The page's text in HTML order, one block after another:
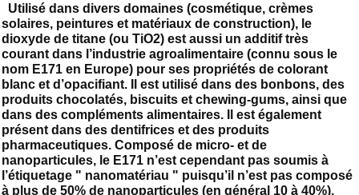
Utilisé dans divers domaines (cosmétique, crèmes
solaires, peintures et matériaux de construction), le
dioxyde de titane (ou TiO2) est aussi un additif très
courant dans l’industrie agroalimentaire (connu sous le
nom E171 en Europe) pour ses propriétés de colorant
blanc et d’opacifiant. Il est utilisé dans des bonbons, des
produits chocolatés, biscuits et chewing-gums, ainsi que
dans des compléments alimentaires. Il est également
présent dans des dentifrices et des produits
pharmaceutiques. Composé de micro- et de
nanoparticules, le E171 n’est cependant pas soumis à
l’étiquetage " nanomatériau " puisqu’il n’est pas composé
à plus de 50% de nanoparticules (en général 10 à 40%).